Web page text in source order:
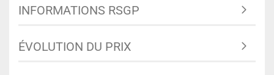
INFORMATIONS RSGP
ÉVOLUTION DU PRIX